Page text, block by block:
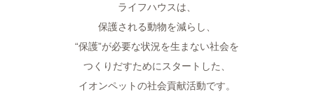
ライフハウスは、
保護される動物を減らし、
“保護”が必要な状況を生まない社会を
つくりだすためにスタートした、
イオンペットの社会貢献活動です。